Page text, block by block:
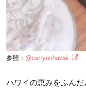
参照： @carryonhawai
ハワイの恵みをふん